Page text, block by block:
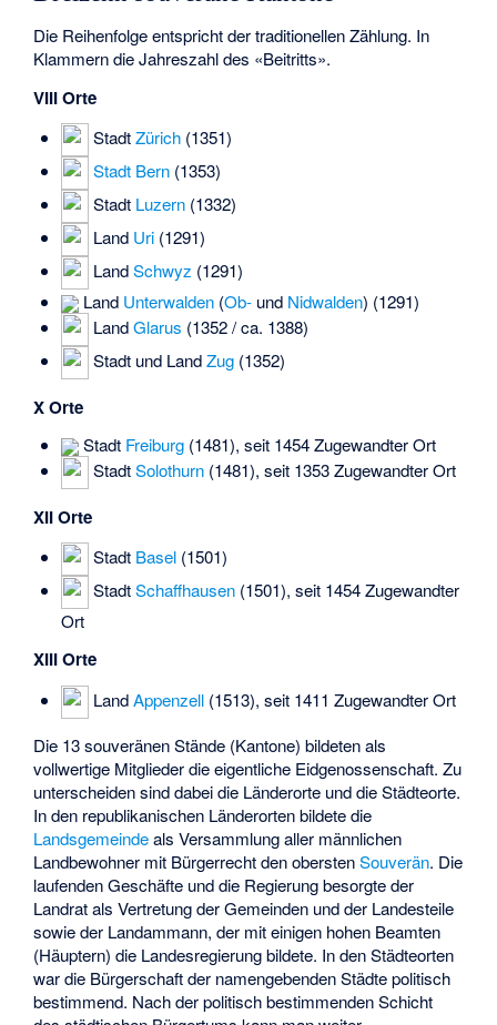
Die Reihenfolge entspricht der traditionellen Zählung. In
Klammern die Jahreszahl des «Beitritts».
VIII Orte
StadtZürich(1351)
Stadt Bern(1353)
Stadt Luzern(1332)
Land Uri(1291)
LandSchwyz (1291)
Land Unterwalden(Ob-und Nidwalden) (1291)
LandGlarus (1352 / ca. 1388)
Stadt und LandZug(1352)
X Orte
Stadt Freiburg(1481), seit 1454 Zugewandter Ort
StadtSolothurn(1481), seit 1353 Zugewandter Ort
XII Orte
Stadt Basel(1501)
StadtSchaffhausen(1501), seit 1454 Zugewandter
Ort
XIII Orte
LandAppenzell(1513), seit 1411 Zugewandter Ort
Die 13 souveränen Stände (Kantone) bildeten als
vollwertige Mitglieder die eigentliche Eidgenossenschaft. Zu
unterscheiden sind dabei die Länderorte und die Städteorte.
In den republikanischen Länderorten bildete die
Landsgemeindeals Versammlung aller männlichen
Landbewohner mit Bürgerrecht den oberstenSouverän. Die
laufenden Geschäfte und die Regierung besorgte der
Landrat als Vertretung der Gemeinden und der Landesteile
sowie der Landammann, der mit einigen hohen Beamten
(Häuptern) die Landesregierung bildete. In den Städteorten
war die Bürgerschaft der namengebenden Städte politisch
bestimmend. Nach der politisch bestimmenden Schicht